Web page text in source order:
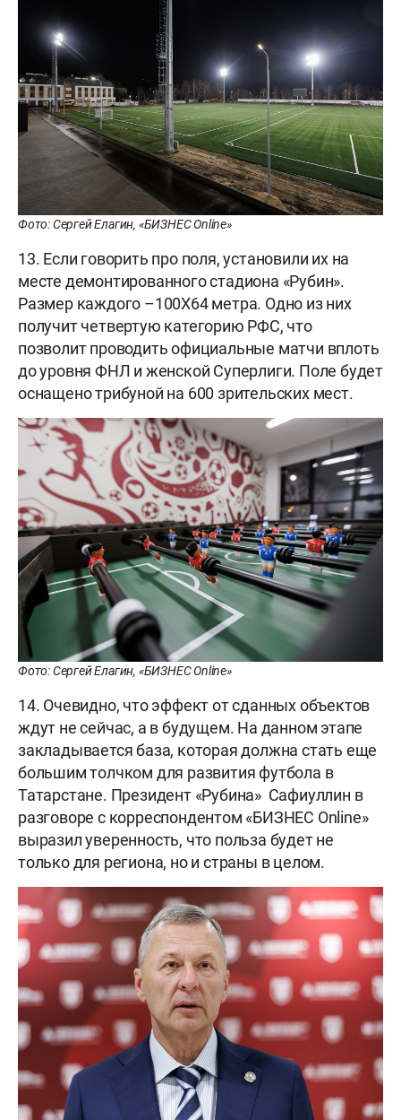
Фото: Сергей Елагин, «БИЗНЕС Online»
13. Если говорить про поля, установили их на
месте демонтированного стадиона «Рубин».
Размер каждого –100Х64 метра. Одно из них
получит четвертую категорию РФС, что
позволит проводить официальные матчи вплоть
до уровня ФНЛ и женской Суперлиги. Поле будет
оснащено трибуной на 600 зрительских мест.
Фото: Сергей Елагин, «БИЗНЕС Online»
14. Очевидно, что эффект от сданных объектов
ждут не сейчас, а в будущем. На данном этапе
закладывается база, которая должна стать еще
большим толчком для развития футбола в
Татарстане. Президент «Рубина» Сафиуллин в
разговоре с корреспондентом «БИЗНЕС Online»
выразил уверенность, что польза будет не
только для региона, но и страны в целом.